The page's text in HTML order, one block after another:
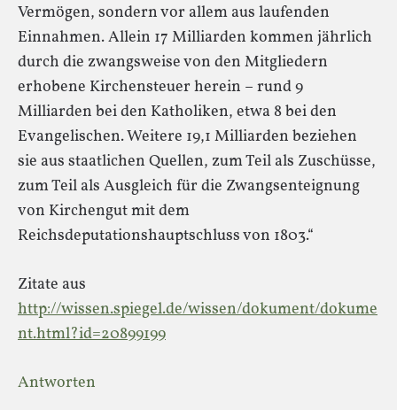
Vermögen, sondern vor allem aus laufenden
Einnahmen. Allein 17 Milliarden kommen jährlich
durch die zwangsweise von den Mitgliedern
erhobene Kirchensteuer herein – rund 9
Milliarden bei den Katholiken, etwa 8 bei den
Evangelischen. Weitere 19,1 Milliarden beziehen
sie aus staatlichen Quellen, zum Teil als Zuschüsse,
zum Teil als Ausgleich für die Zwangsenteignung
von Kirchengut mit dem
Reichsdeputationshauptschluss von 1803.“
Zitate aus
http://wissen.spiegel.de/wissen/dokument/dokume
nt.html?id=20899199
Antworten